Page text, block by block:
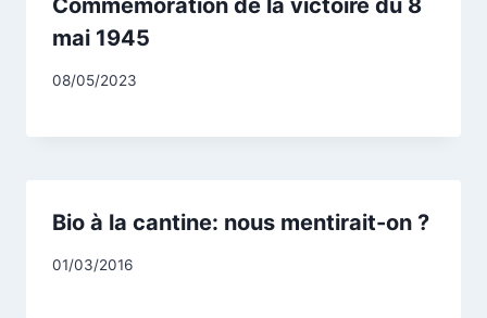
Commémoration de la victoire du 8
mai 1945
Par
08/05/2023
Bio à la cantine: nous mentirait-on ?
Par
01/03/2016